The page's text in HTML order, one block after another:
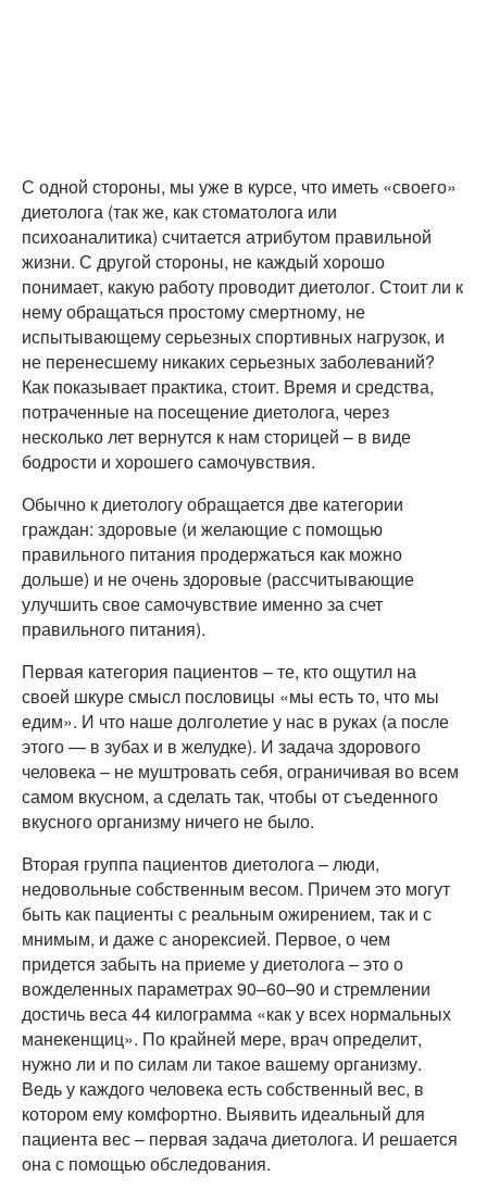
С одной стороны, мы уже в курсе, что иметь «своего»
диетолога (так же, как стоматолога или
психоаналитика) считается атрибутом правильной
жизни. С другой стороны, не каждый хорошо
понимает, какую работу проводит диетолог. Стоит ли к
нему обращаться простому смертному, не
испытывающему серьезных спортивных нагрузок, и
не перенесшему никаких серьезных заболеваний?
Как показывает практика, стоит. Время и средства,
потраченные на посещение диетолога, через
несколько лет вернутся к нам сторицей – в виде
бодрости и хорошего самочувствия.
Обычно к диетологу обращается две категории
граждан: здоровые (и желающие с помощью
правильного питания продержаться как можно
дольше) и не очень здоровые (рассчитывающие
улучшить свое самочувствие именно за счет
правильного питания).
Первая категория пациентов – те, кто ощутил на
своей шкуре смысл пословицы «мы есть то, что мы
едим». И что наше долголетие у нас в руках (а после
этого — в зубах и в желудке). И задача здорового
человека – не муштровать себя, ограничивая во всем
самом вкусном, а сделать так, чтобы от съеденного
вкусного организму ничего не было.
Вторая группа пациентов диетолога – люди,
недовольные собственным весом. Причем это могут
быть как пациенты с реальным ожирением, так и с
мнимым, и даже с анорексией. Первое, о чем
придется забыть на приеме у диетолога – это о
вожделенных параметрах 90–60–90 и стремлении
достичь веса 44 килограмма «как у всех нормальных
манекенщиц». По крайней мере, врач определит,
нужно ли и по силам ли такое вашему организму.
Ведь у каждого человека есть собственный вес, в
котором ему комфортно. Выявить идеальный для
пациента вес – первая задача диетолога. И решается
она с помощью обследования.